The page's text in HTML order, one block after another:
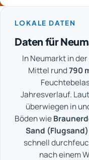
LOKALE DATEN
Daten für
In Neumarkt in
Mittel rund790
Jahresverlauf.
überwiegen in
Böden wie
Sand (Flugsand)
schnell
nach einem